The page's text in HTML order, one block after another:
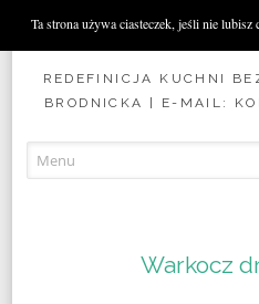
REDEFINICJA KUCHNI
BRODNICKA | E-MAIL:
Warkocz
Ta strona używa ciasteczek, jeśli nie lubisz